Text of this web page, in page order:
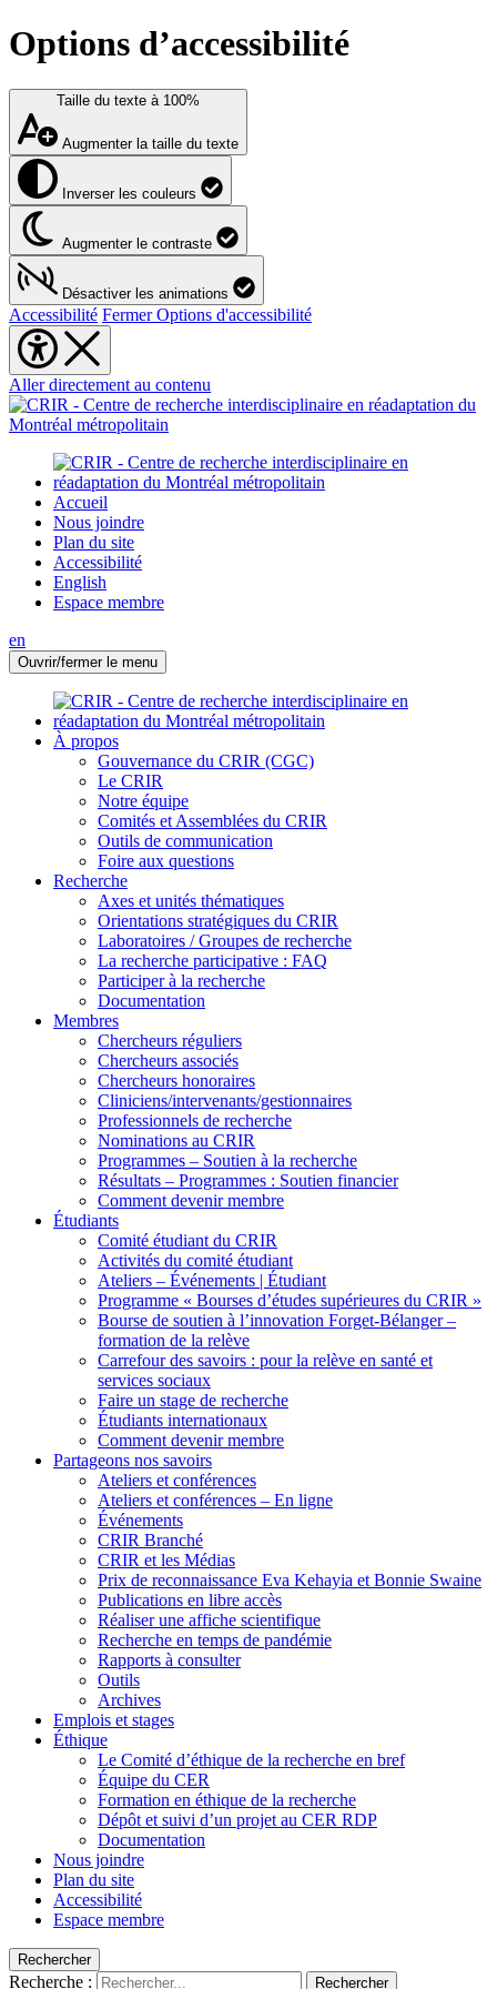
Options d’accessibilité
Taille du texte à 100%
Augmenter la taille du texte
Inverser les couleurs
Augmenter le contraste
Désactiver les animations
Accessibilité Fermer Options d'accessibilité
Aller directement au contenu
Accueil
Nous joindre
Plan du site
Accessibilité
English
Espace membre
en
Ouvrir/fermer le menu
À propos
Gouvernance du CRIR (CGC)
Le CRIR
Notre équipe
Comités et Assemblées du CRIR
Outils de communication
Foire aux questions
Recherche
Axes et unités thématiques
Orientations stratégiques du CRIR
Laboratoires / Groupes de recherche
La recherche participative : FAQ
Participer à la recherche
Documentation
Membres
Chercheurs réguliers
Chercheurs associés
Chercheurs honoraires
Cliniciens/intervenants/gestionnaires
Professionnels de recherche
Nominations au CRIR
Programmes – Soutien à la recherche
Résultats – Programmes : Soutien financier
Comment devenir membre
Étudiants
Comité étudiant du CRIR
Activités du comité étudiant
Ateliers – Événements | Étudiant
Programme « Bourses d’études supérieures du CRIR »
Bourse de soutien à l’innovation Forget-Bélanger –
formation de la relève
Carrefour des savoirs : pour la relève en santé et
services sociaux
Faire un stage de recherche
Étudiants internationaux
Comment devenir membre
Partageons nos savoirs
Ateliers et conférences
Ateliers et conférences – En ligne
Événements
CRIR Branché
CRIR et les Médias
Prix de reconnaissance Eva Kehayia et Bonnie Swaine
Publications en libre accès
Réaliser une affiche scientifique
Recherche en temps de pandémie
Rapports à consulter
Outils
Archives
Emplois et stages
Éthique
Le Comité d’éthique de la recherche en bref
Équipe du CER
Formation en éthique de la recherche
Dépôt et suivi d’un projet au CER RDP
Documentation
Nous joindre
Plan du site
Accessibilité
Espace membre
Rechercher
Recherche : Rechercher